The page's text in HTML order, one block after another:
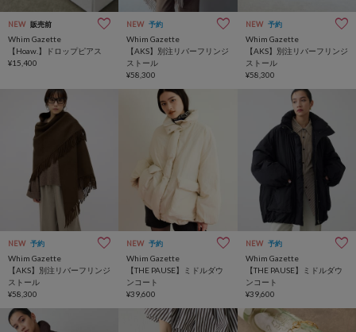
NEW 販売前
Whim Gazette
【Hoaw.】ドロップピアス
¥15,400
NEW 予約
Whim Gazette
【AKS】別注リバーフリンジ
ストール
¥58,300
NEW 予約
Whim Gazette
【AKS】別注リバーフリンジ
ストール
¥58,300
NEW 予約
Whim Gazette
【AKS】別注リバーフリンジ
ストール
¥58,300
NEW 予約
Whim Gazette
【THE PAUSE】ミドルダウ
ンコート
¥39,600
NEW 予約
Whim Gazette
【THE PAUSE】ミドルダウ
ンコート
¥39,600